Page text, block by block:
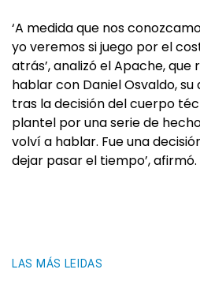
‘A medida que nos
yo veremos si juego por el
atrás’, analizó el Apache, que
hablar con Daniel Osvaldo,
tras la decisión del cuerpo
plantel por una serie de
volví a hablar. Fue una
dejar pasar el tiempo’, afirmó.
LAS MÁS LEIDAS